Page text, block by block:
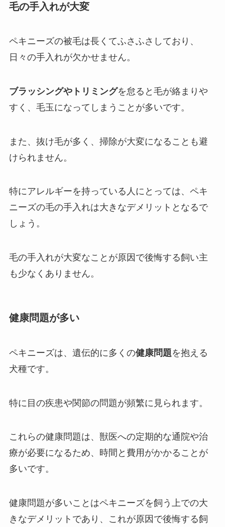
毛の手入れが大変
ペキニーズの被毛は長くてふさふさしており、
日々の手入れが欠かせません。
ブラッシングやトリミングを怠ると毛が絡まりや
すく、毛玉になってしまうことが多いです。
また、抜け毛が多く、掃除が大変になることも避
けられません。
特にアレルギーを持っている人にとっては、ペキ
ニーズの毛の手入れは大きなデメリットとなるで
しょう。
毛の手入れが大変なことが原因で後悔する飼い主
も少なくありません。
健康問題が多い
ペキニーズは、遺伝的に多くの健康問題を抱える
犬種です。
特に目の疾患や関節の問題が頻繁に見られます。
これらの健康問題は、獣医への定期的な通院や治
療が必要になるため、時間と費用がかかることが
多いです。
健康問題が多いことはペキニーズを飼う上での大
きなデメリットであり、これが原因で後悔する飼